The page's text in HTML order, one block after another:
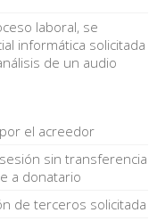
laboral, se
informática solicitada
de un audio
el acreedor
sin transferencia
a donatario
de terceros solicitada